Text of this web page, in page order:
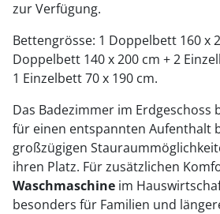
zur Verfügung.
Bettengrösse: 1 Doppelbett 160 x
Doppelbett 140 x 200 cm + 2
1 Einzelbett 70 x 190 cm.
Das Badezimmer im Erdgeschoss
für einen entspannten Aufenthalt
großzügigen
ihren Platz. Für zusätzlichen
Waschmaschine im
besonders für Familien und